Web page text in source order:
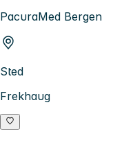
PacuraMed Bergen
Sted
Frekhaug